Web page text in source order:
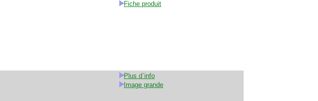
Fiche produit
Plus d`info
Image grande